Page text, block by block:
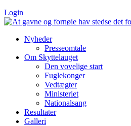
Login
Nyheder
Presseomtale
Om Skyttelauget
Den vovelige start
Fuglekonger
Vedtægter
Ministeriet
Nationalsang
Resultater
Galleri